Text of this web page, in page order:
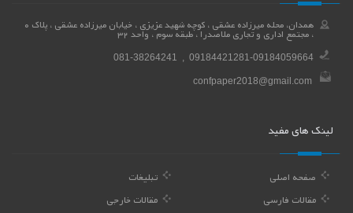
همدان، محله میرزاده عشقی ، کوچه شهید عزیزی ، خیابان میرزاده عشقی ، پلاک 0
، مجتمع اداری و تجاری ملاصدرا ، طبقه سوم ، واحد 32
081-38264241 , 09184421281-09184059664
confpaper2018@gmail.com
لینک های مفید
صفحه اصلی تبلیغات
مقالات فارسی مقالات خارجی